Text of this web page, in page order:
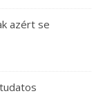
azért se